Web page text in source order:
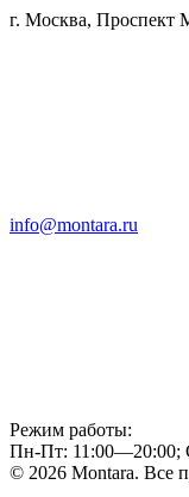
г. Москва, Проспект
info@montara.ru
Режим работы:
Пн-Пт: 11:00—20:00;
© 2026 Montara. Все